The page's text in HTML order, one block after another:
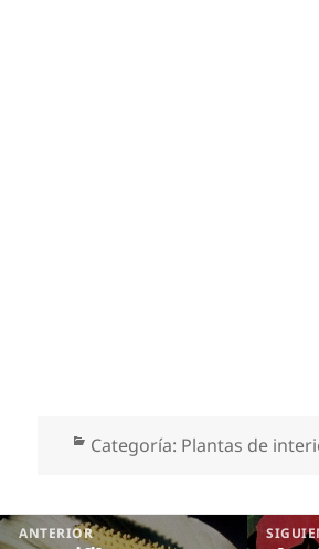
Categorías
Categoría: Plantas de
Navegación
ANTERIOR